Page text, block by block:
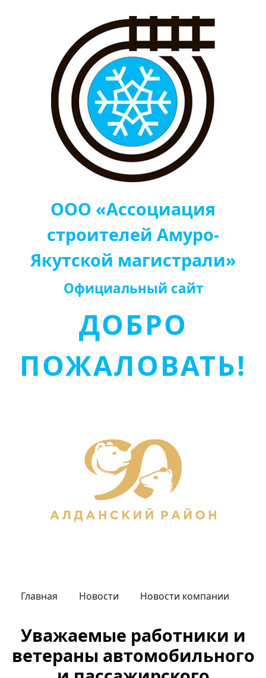
ООО «Ассоциация
строителей Амуро-
Якутской магистрали»
Официальный сайт
ДОБРО
ПОЖАЛОВАТЬ!
Главная Новости Новости компании
Уважаемые работники и
ветераны автомобильного